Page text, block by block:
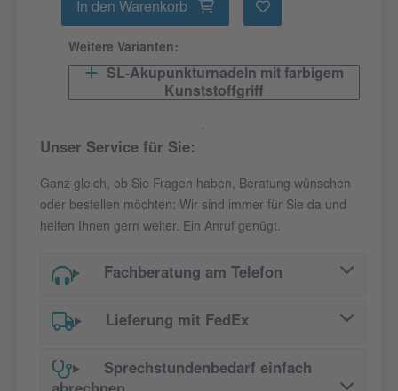
In den Warenkorb
Weitere Varianten:
SL-Akupunkturnadeln mit farbigem
Kunststoffgriff
Unser Service für Sie:
Ganz gleich, ob Sie Fragen haben, Beratung wünschen
oder bestellen möchten: Wir sind immer für Sie da und
helfen Ihnen gern weiter. Ein Anruf genügt.
Fachberatung am Telefon
Lieferung mit FedEx
Sprechstundenbedarf einfach